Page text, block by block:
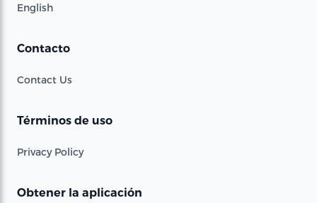
English
Contacto
Contact Us
Términos de uso
Privacy Policy
Obtener la aplicación